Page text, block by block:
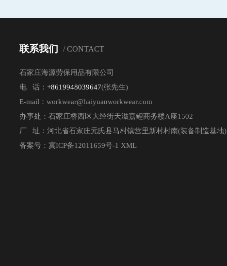
联系我们 / CONTACT
石家庄海源劳保用品有限公司
电 话： +8619948039647(张先生)
E-mail：workwear@haiyuanworkwear.com
办事处：石家庄桥西区大经街天滋嘉鲤商务楼A座1502
厂 址：河北省石家庄元氏县马村镇营里新村村南(装备制造基地)
备案号： 冀ICP备12011659号-1 XML